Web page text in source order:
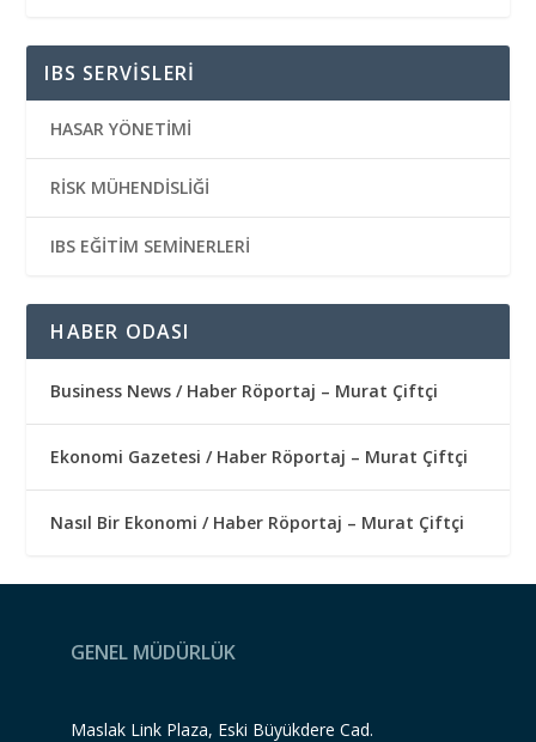
IBS SERVİSLERİ
HASAR YÖNETİMİ
RİSK MÜHENDİSLİĞİ
IBS EĞİTİM SEMİNERLERİ
HABER ODASI
Business News / Haber Röportaj – Murat Çiftçi
Ekonomi Gazetesi / Haber Röportaj – Murat Çiftçi
Nasıl Bir Ekonomi / Haber Röportaj – Murat Çiftçi
GENEL MÜDÜRLÜK
Maslak Link Plaza, Eski Büyükdere Cad.